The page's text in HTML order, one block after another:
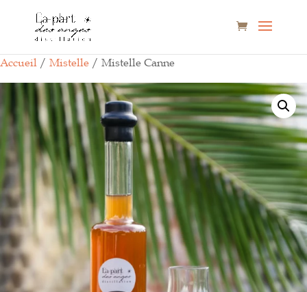
Accueil / Mistelle / Mistelle Canne